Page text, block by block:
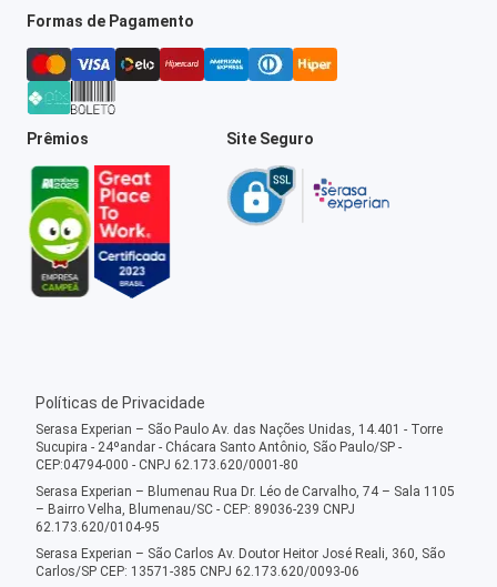
Formas de Pagamento
Prêmios Site Seguro
Políticas de Privacidade
Serasa Experian – São Paulo Av. das Nações Unidas, 14.401 - Torre
Sucupira - 24ºandar - Chácara Santo Antônio, São Paulo/SP -
CEP:04794-000 - CNPJ 62.173.620/0001-80
Serasa Experian – Blumenau Rua Dr. Léo de Carvalho, 74 – Sala 1105
– Bairro Velha, Blumenau/SC - CEP: 89036-239 CNPJ
62.173.620/0104-95
Serasa Experian – São Carlos Av. Doutor Heitor José Reali, 360, São
Carlos/SP CEP: 13571-385 CNPJ 62.173.620/0093-06